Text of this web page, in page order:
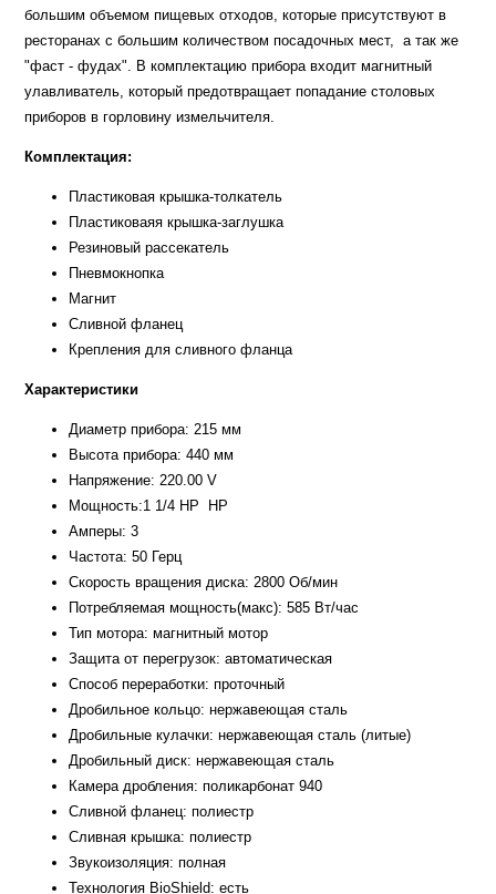
большим объемом пищевых отходов, которые присутствуют в
ресторанах с большим количеством посадочных мест, а так же
"фаст - фудах". В комплектацию прибора входит магнитный
улавливатель, который предотвращает попадание столовых
приборов в горловину измельчителя.
Комплектация:
Пластиковая крышка-толкатель
Пластиковаяя крышка-заглушка
Резиновый рассекатель
Пневмокнопка
Магнит
Сливной фланец
Крепления для сливного фланца
Характеристики
Диаметр прибора: 215 мм
Высота прибора: 440 мм
Напряжение: 220.00 V
Мощность:1 1/4 HP HP
Амперы: 3
Частота: 50 Герц
Скорость вращения диска: 2800 Об/мин
Потребляемая мощность(макс): 585 Вт/час
Тип мотора: магнитный мотор
Защита от перегрузок: автоматическая
Способ переработки: проточный
Дробильное кольцо: нержавеющая сталь
Дробильные кулачки: нержавеющая сталь (литые)
Дробильный диск: нержавеющая сталь
Камера дробления: поликарбонат 940
Сливной фланец: полиестр
Сливная крышка: полиестр
Звукоизоляция: полная
Технология BioShield: есть